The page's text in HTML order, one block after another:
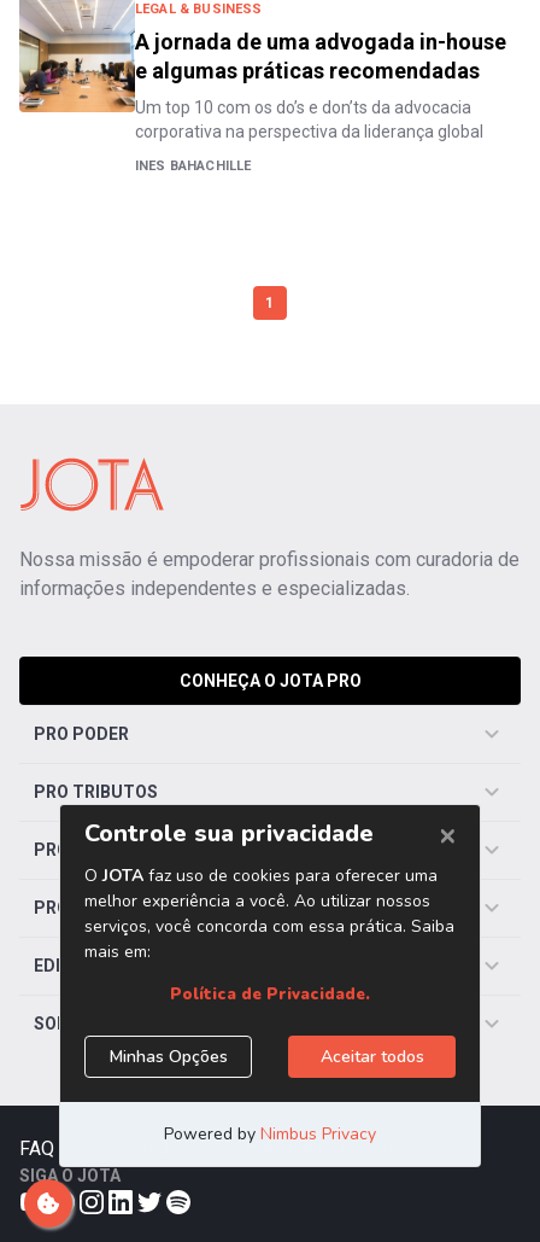
LEGAL & BUSINESS
A jornada de uma advogada in-house
e algumas práticas recomendadas
Um top 10 com os do’s e don’ts da advocacia
corporativa na perspectiva da liderança global
INES BAHACHILLE
1
Nossa missão é empoderar profissionais com curadoria de
informações independentes e especializadas.
CONHEÇA O JOTA PRO
PRO PODER
PRO TRIBUTOS
PRO TRABALHISTA
PRO SAÚDE
EDITORIAS
SOBRE O JOTA
FAQ Trabalhe Conosco
SIGA O JOTA